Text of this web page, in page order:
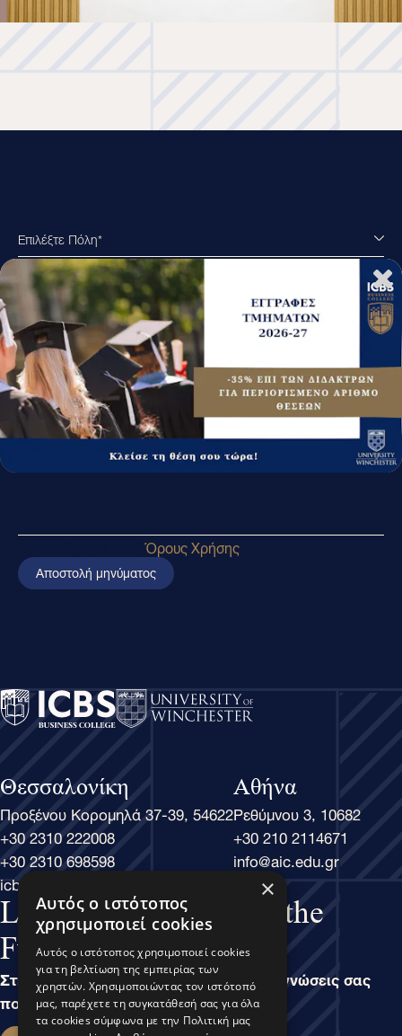
Επιλέξτε Πόλη*
Πατήστε ή σύρετε για να ανεβάσετε το
βιογραφικό σας
.pdf, .doc, .docx, or .txt
Όρους Χρήσης
Αποστολή μηνύματος
Θεσσαλονίκη
Προξένου Κορομηλά 37-39, 54622
+30 2310 222008
+30 2310 698598
icbs@icbs.gr
Αθήνα
Ρεθύμνου 3, 10682
+30 210 2114671
info@aic.edu.gr
Learn Business, Lead the
Future
Στην άσκηση του Μάνατζμεντ, είναι οι γνώσεις σας
που καθορίζουν τις δυνατότητές σας.
×
Αυτός ο ιστότοπος
χρησιμοποιεί cookies
Αυτός ο ιστότοπος χρησιμοποιεί cookies
για τη βελτίωση της εμπειρίας των
χρηστών. Χρησιμοποιώντας τον ιστότοπό
μας, παρέχετε τη συγκατάθεσή σας για όλα
τα cookies σύμφωνα με την Πολιτική μας